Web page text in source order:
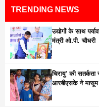
TRENDING NEWS
उद्योगों के साथ
मंत्री ओ.पी. चौधरी
चिरायु’ की
आरबीएसके ने मासूम